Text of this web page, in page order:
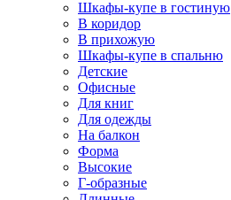
Шкафы-купе в гостиную
В коридор
В прихожую
Шкафы-купе в спальню
Детские
Офисные
Для книг
Для одежды
На балкон
Форма
Высокие
Г-образные